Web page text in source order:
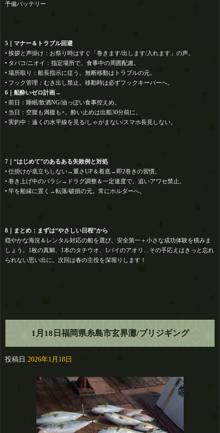
予備バッテリー
5｜マナー＆トラブル回避
• 挨拶と声掛け：お祭り時はすぐ「巻きます/出します/入れます」の声。
• タバコ/ニオイ：指定場所で。食事中の周囲配慮。
• 場所取り：船長指示に従う。無断移動はトラブルの元。
• フック管理：むき出し禁止。移動時は必ずフックキーパーへ。
6｜船酔いゼロ計画→
• 前日：睡眠/飲酒NG/油っぽい食事控えめ。
• 当日：空腹も満腹も×。酔い止めは出船30分前に。
• 実釣中：遠くの水平線を見る/しゃがまない/スマホ長見しない。
7｜“はじめて”のあるある失敗例と対処
• 仕掛けが底立ちしない→重さUP＆着底→即2巻きの習慣。
• 巻き上げ中のバラシ→ドラグ調整＆一定速度で。追いアワセ禁止。
• 竿を船縁に置く→転落/破損の元。常にホルダーへ。
8｜まとめ：まずは“やさしい日程”から
穏やかな海況＆レンタル対応の船を選び、安全第一＋小さな成功体験を積みま
しょう。1枚の真鯛、1本のタチウオ、1パイのアオリ…その手応えはきっと忘れ
られない思い出に。次回は春の主役を深堀りします！
1月18日福岡県糸島市玄界灘/ブリジギング
投稿日 2026年1月18日